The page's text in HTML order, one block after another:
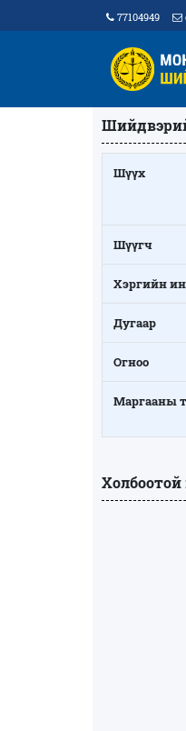
77104949
Шүүх
Шүүгч
Хэргийн
Дугаар
Огноо
Маргааны